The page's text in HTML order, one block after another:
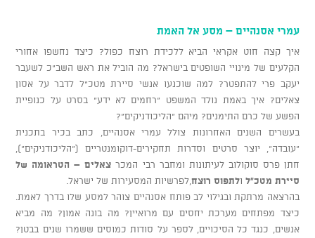
עמרי אסנהיים – מסע אל האמת
איך קצה חוט אקראי הביא ללכידת רוצח כפול? כיצד נחשפו אחורי
הקלעים של מינויי השופטים בישראל? מה הוביל את ראש השב"כ לשעבר
יעקב פרי להתפטר? למה שוכנעו אנשי סיירת מטכ"ל לדבר על אסון
צאלים? איך באמת נולד המשפט "רחמים לא ידע" בסרט על כנופיית
הפשע של כרם התימנים? מיהם "הליכודניקים"?
בעשרים השנים האחרונות צולל עמרי אסנהיים, כתב בכיר בתכנית
"עובדה", יוצר סרטים וסדרות תחקירים-דוקומנטריים ("הליכודניקים"),
חתן פרס סוקולוב לעיתונות ומחבר רבי המכר צאלים – הטראומה של
סיירת מטכ"ל ולתפוס רוצח,לפרשיות המסעירות של ישראל.
בהרצאה מרתקת ובגילוי לב פותח אסנהיים צוהר למסע שלו בדרך לאמת.
כיצד מפתחים מערכת יחסים עם מרואיין? מה בונה אמון? מה מביא
אנשים, כנגד כל הסיכויים, לספר על סודות כמוסים ששמרו שנים בבטן?